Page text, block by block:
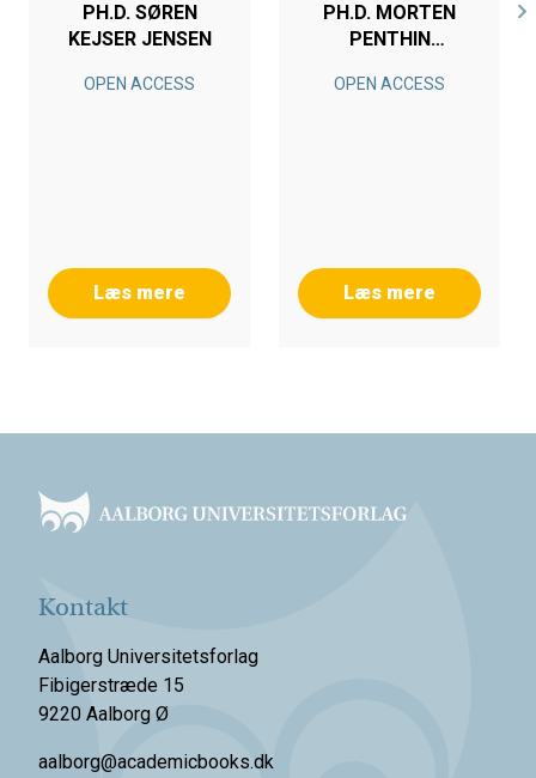
PH.D. SØREN
KEJSER JENSEN
OPEN ACCESS
Læs mere
PH.D. MORTEN
PENTHIN
OPEN ACCESS
Læs mere
Kontakt
Aalborg Universitetsforlag
Fibigerstræde 15
9220 Aalborg Ø
aalborg@academicbooks.dk